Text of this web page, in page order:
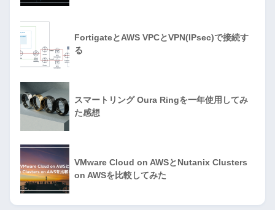
FortigateとAWS VPCとVPN(IPsec)で接続す
る
スマートリング Oura Ringを一年使用してみ
た感想
VMware Cloud on AWSとNutanix Clusters
on AWSを比較してみた